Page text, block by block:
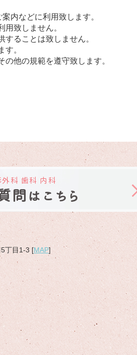
内などに利用致します。
致しません。
ることは致しません。
す。
他の規範を遵守致します。
外科 歯科 内科
問はこちら
丁目1-3 [MAP]